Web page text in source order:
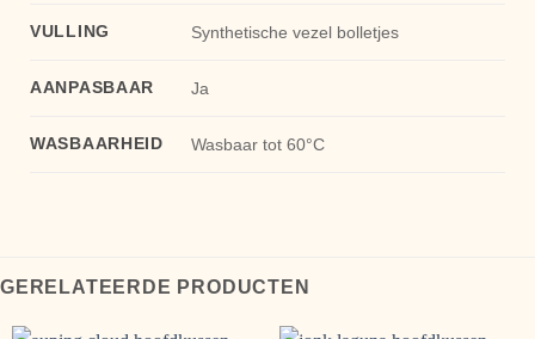
VULLING Synthetische vezel bolletjes
AANPASBAAR Ja
WASBAARHEID Wasbaar tot 60°C
GERELATEERDE PRODUCTEN